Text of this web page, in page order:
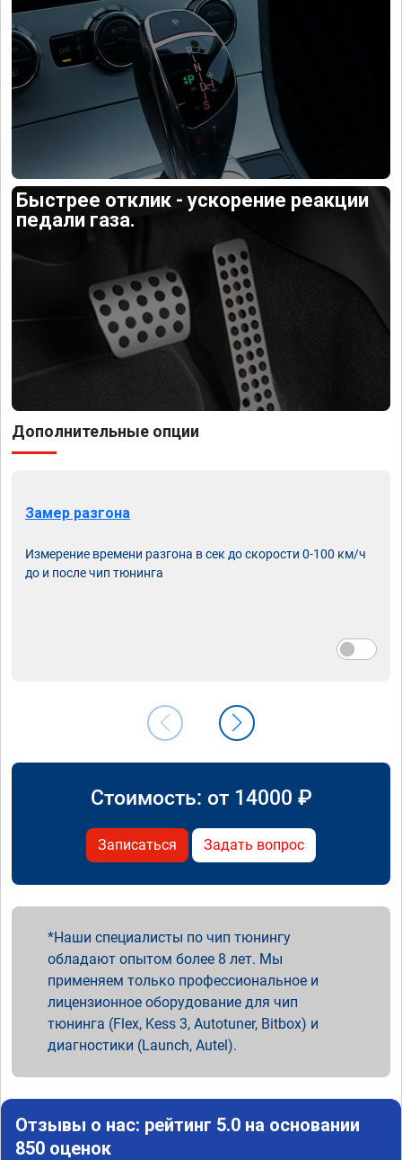
Быстрее отклик - ускорение реакции
педали газа.
Дополнительные опции
Замер разгона
Измерение времени разгона в сек до скорости 0-100 км/ч
до и после чип тюнинга
Стоимость: от 14000 ₽
Записаться Задать вопрос
Наши специалисты по чип тюнингу
обладают опытом более 8 лет. Мы
применяем только профессиональное и
лицензионное оборудование для чип
тюнинга (Flex, Kess 3, Autotuner, Bitbox) и
диагностики (Launch, Autel).
Отзывы о нас: рейтинг 5.0 на основании
850 оценок